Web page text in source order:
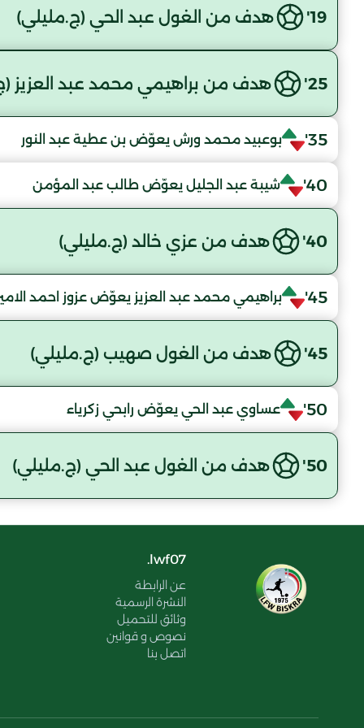
19' هدف من الغول عبد الحي (ج.مليلي)
25' هدف من براهيمي محمد عبد العزيز
35' بوعبيد محمد ورش يعوّض بن عطية عبد النور
40' شيبة عبد الجليل يعوّض طالب عبد المؤمن
40' هدف من عزي خالد (ج.مليلي)
45' براهيمي محمد عبد العزيز يعوّض عزوز احمد
45' هدف من الغول صهيب (ج.مليلي)
50' عساوي عبد الحي يعوّض رابحي زكرياء
50' هدف من الغول عبد الحي (ج.مليلي)
lwf07.
عن الرابطة
النشرة الرسمية
وثائق للتحميل
نصوص و قوانين
اتصل بنا